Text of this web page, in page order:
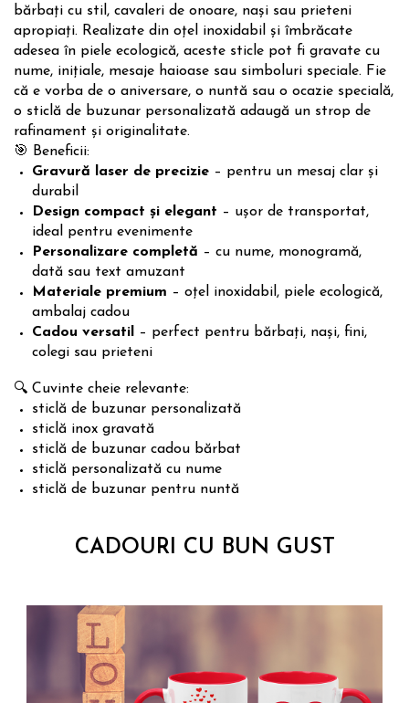
bărbați cu stil, cavaleri de onoare, nași sau prieteni
apropiați. Realizate din oțel inoxidabil și îmbrăcate
adesea în piele ecologică, aceste sticle pot fi gravate cu
nume, inițiale, mesaje haioase sau simboluri speciale. Fie
că e vorba de o aniversare, o nuntă sau o ocazie specială,
o sticlă de buzunar personalizată adaugă un strop de
rafinament și originalitate.
🎯 Beneficii:
Gravură laser de precizie – pentru un mesaj clar și
durabil
Design compact și elegant – ușor de transportat,
ideal pentru evenimente
Personalizare completă – cu nume, monogramă,
dată sau text amuzant
Materiale premium – oțel inoxidabil, piele ecologică,
ambalaj cadou
Cadou versatil – perfect pentru bărbați, nași, fini,
colegi sau prieteni
🔍 Cuvinte cheie relevante:
sticlă de buzunar personalizată
sticlă inox gravată
sticlă de buzunar cadou bărbat
sticlă personalizată cu nume
sticlă de buzunar pentru nuntă
CADOURI CU BUN GUST